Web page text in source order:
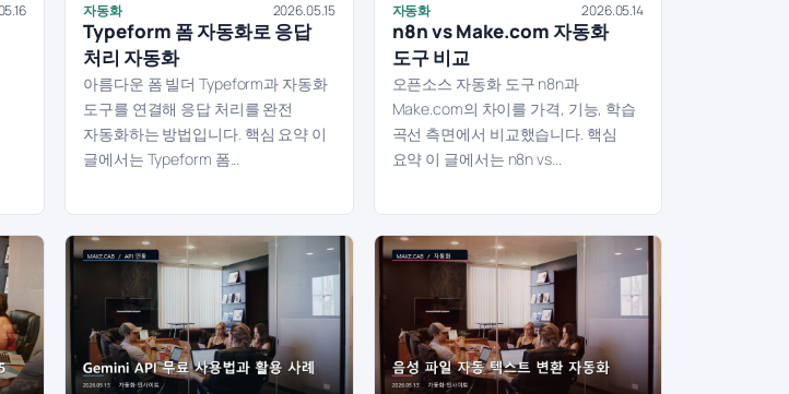
자동화 2026.05.15
Typeform 폼 자동화로 응답
처리 자동화
아름다운 폼 빌더 Typeform과 자동화
도구를 연결해 응답 처리를 완전
자동화하는 방법입니다. 핵심 요약 이
글에서는 Typeform 폼...
자동화 2026.05.14
n8n vs Make.com 자동화
도구 비교
오픈소스 자동화 도구 n8n과
Make.com의 차이를 가격, 기능, 학습
곡선 측면에서 비교했습니다. 핵심
요약 이 글에서는 n8n vs...